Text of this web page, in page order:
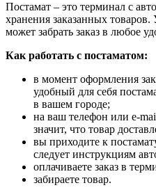
Постамат – это терминал с
хранения заказанных товаров.
может забрать заказ в любое
Как работать с постаматом:
в момент оформления
удобный для себя
в вашем городе;
на ваш телефон или e-
значит, что товар
вы приходите к
следует инструкциям
оплачиваете заказ в
забираете товар.